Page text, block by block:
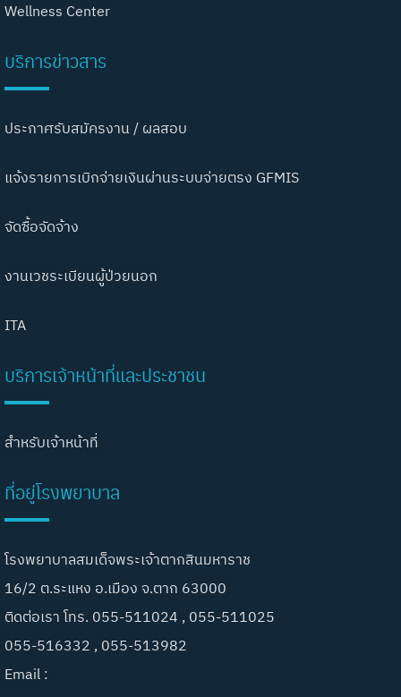
Wellness Center
บริการข่าวสาร
ประกาศรับสมัครงาน / ผลสอบ
แจ้งรายการเบิกจ่ายเงินผ่านระบบจ่ายตรง GFMIS
จัดซื้อจัดจ้าง
งานเวชระเบียนผู้ป่วยนอก
ITA
บริการเจ้าหน้าที่และประชาชน
สำหรับเจ้าหน้าที่
ที่อยู่โรงพยาบาล
โรงพยาบาลสมเด็จพระเจ้าตากสินมหาราช
16/2 ต.ระแหง อ.เมือง จ.ตาก 63000
ติดต่อเรา โทร. 055-511024 , 055-511025
055-516332 , 055-513982
Email :